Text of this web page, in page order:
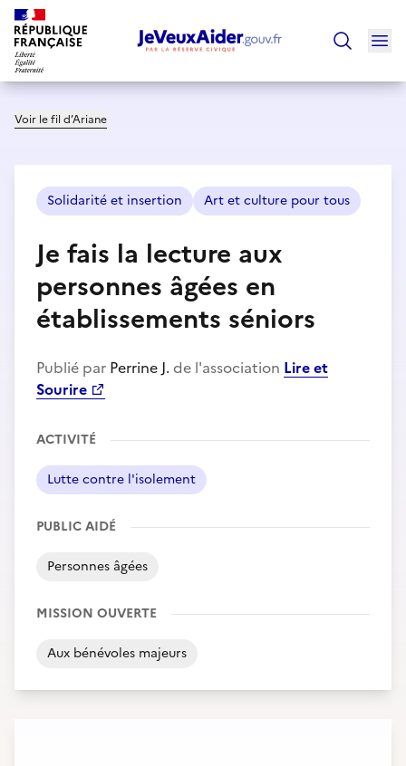
Voir le fil d’Ariane
Solidarité et insertion Art et culture pour tous
Je fais la lecture aux
personnes âgées en
établissements séniors
Publié par Perrine J. de l'association Lire et
Sourire
ACTIVITÉ
Lutte contre l'isolement
PUBLIC AIDÉ
Personnes âgées
MISSION OUVERTE
Aux bénévoles majeurs